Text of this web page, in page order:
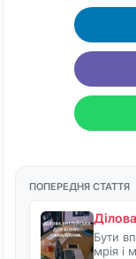
ПОПЕРЕДНЯ СТАТТЯ
Бути
мрія і